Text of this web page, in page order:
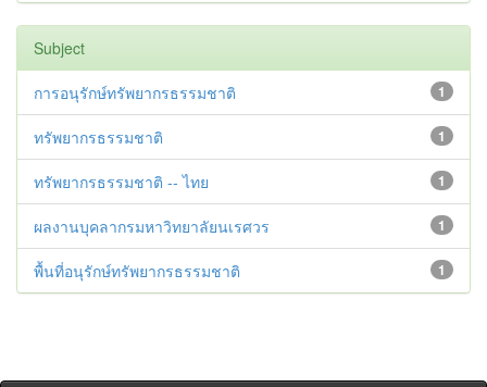
Subject
1
การอนุรักษ์ทรัพยากรธรรมชาติ
1
ทรัพยากรธรรมชาติ
1
ทรัพยากรธรรมชาติ -- ไทย
1
ผลงานบุคลากรมหาวิทยาลัยนเรศวร
1
พื้นที่อนุรักษ์ทรัพยากรธรรมชาติ